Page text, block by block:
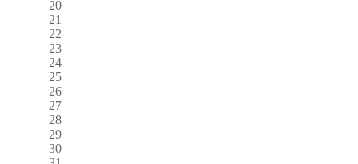
20
21
22
23
24
25
26
27
28
29
30